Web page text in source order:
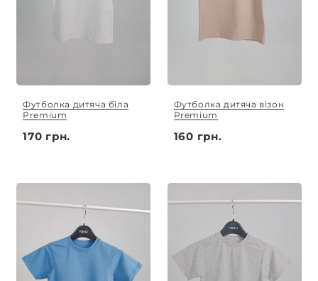
Футболка дитяча біла
Premium
170 грн.
Футболка дитяча візон
Premium
160 грн.